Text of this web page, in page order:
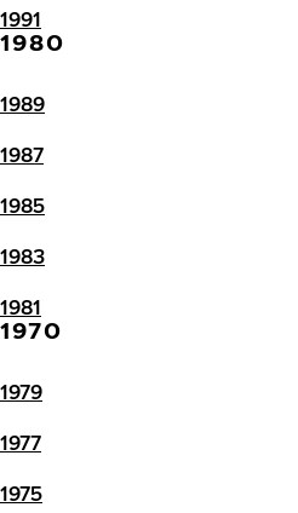
1991
1980
1989
1987
1985
1983
1981
1970
1979
1977
1975